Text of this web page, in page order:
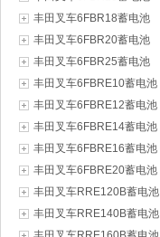
丰田叉车6FBR18蓄电池
丰田叉车6FBR20蓄电池
丰田叉车6FBR25蓄电池
丰田叉车6FBRE10蓄电池
丰田叉车6FBRE12蓄电池
丰田叉车6FBRE14蓄电池
丰田叉车6FBRE16蓄电池
丰田叉车6FBRE20蓄电池
丰田叉车RRE120B蓄电池
丰田叉车RRE140B蓄电池